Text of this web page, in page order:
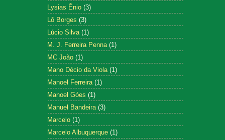
Lysias Ênio (3)
Lô Borges (3)
Lúcio Silva (1)
M. J. Ferreira Penna (1)
MC João (1)
Mano Décio da Viola (1)
Manoel Ferreira (1)
Manoel Góes (1)
Manuel Bandeira (3)
Marcelo (1)
Marcelo Albuquerque (1)